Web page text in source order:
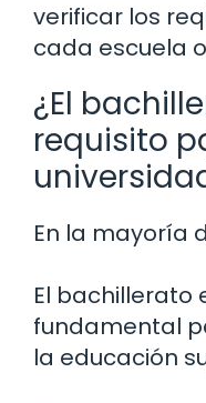
verificar los
cada escuela
¿El
requisito
En la mayoría
El bachillerato
fundamental
la educación